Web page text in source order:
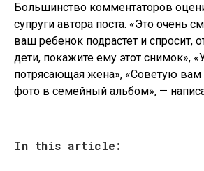
Большинство комментаторов
супруги автора поста. «Это очень
ваш ребенок подрастет и спросит,
дети, покажите ему этот снимок»,
потрясающая жена», «Советую вам
фото в семейный альбом», —
In this article: